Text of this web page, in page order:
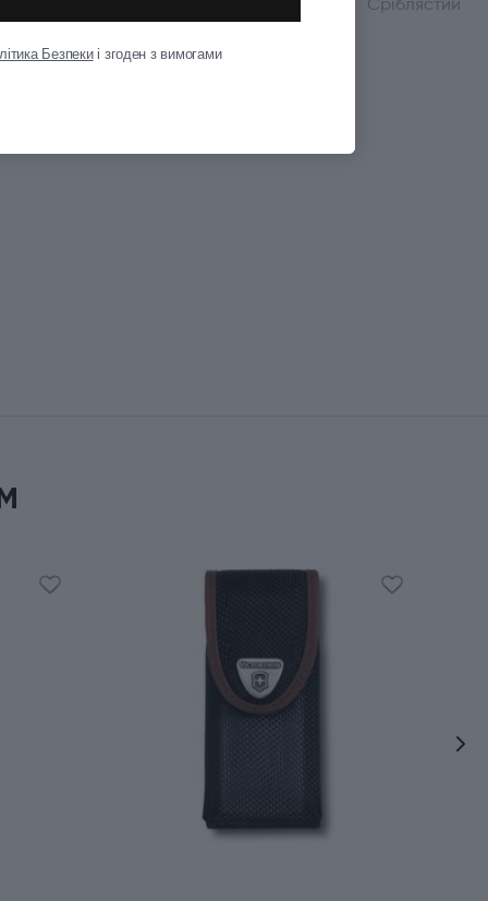
Сріблястий
Показати всі
Безпекиі згоден з вимогами